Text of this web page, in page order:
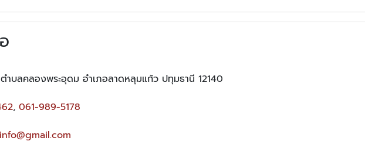
บลคลองพระอุดม อำเภอลาดหลุมแก้ว ปทุมธานี 12140
, 061-989-5178